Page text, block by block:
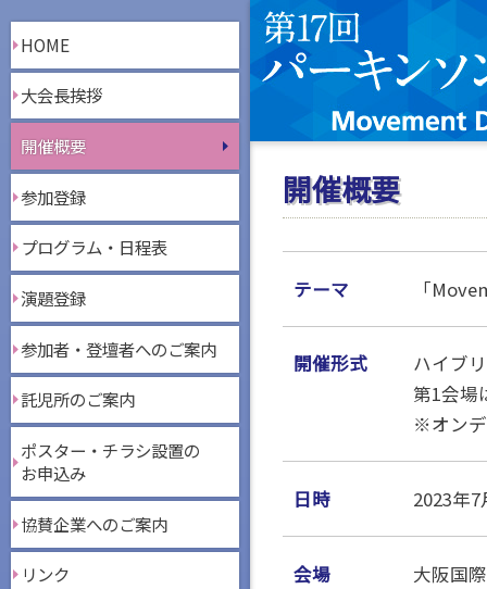
HOME
大会長挨拶
開催概要
参加登録
プログラム・日程表
演題登録
参加者・登壇者へのご案内
託児所のご案内
ポスター・チラシ設置の
お申込み
協賛企業へのご案内
リンク
開催概要
テーマ 「
開催形式
ハイブ
第1会
※オン
日時 2023年
会場
大阪国